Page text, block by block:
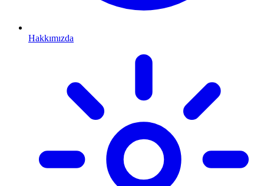
Hakkımızda